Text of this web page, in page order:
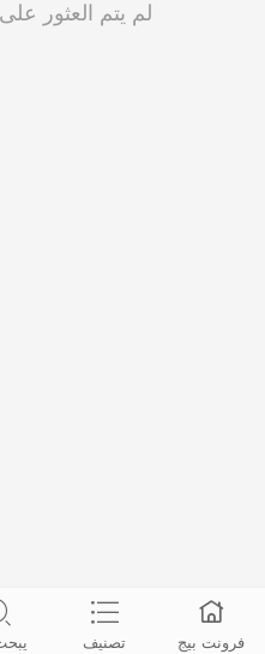
لم يتم العثور
فرونت بيج تصنيف